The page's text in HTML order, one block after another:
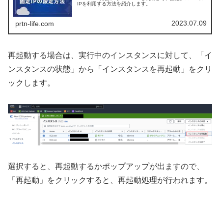
IPを利用する方法を紹介します。
prtn-life.com 2023.07.09
再起動する場合は、実行中のインスタンスに対して、「イ
ンスタンスの状態」から「インスタンスを再起動」をクリ
ックします。
選択すると、再起動するかポップアップが出ますので、
「再起動」をクリックすると、再起動処理が行われます。